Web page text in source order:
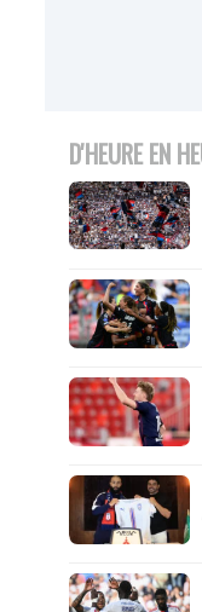
D'HEURE EN